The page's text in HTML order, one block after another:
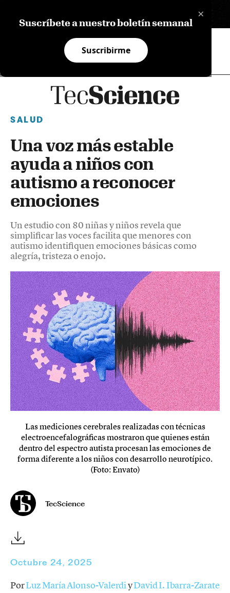
×
Suscríbete a nuestro boletín semanal
Suscribirme
SALUD
Una voz más estable
ayuda a niños con
autismo a reconocer
emociones
Un estudio con 80 niñas y niños revela que
simplificar las voces facilita que menores con
autismo identifiquen emociones básicas como
alegría, tristeza o enojo.
Las mediciones cerebrales realizadas con técnicas
electroencefalográficas mostraron que quienes están
dentro del espectro autista procesan las emociones de
forma diferente a los niños con desarrollo neurotípico.
(Foto: Envato)
TecScience
Octubre 24, 2025
PorLuz María Alonso-ValerdiyDavid I. Ibarra-Zarate